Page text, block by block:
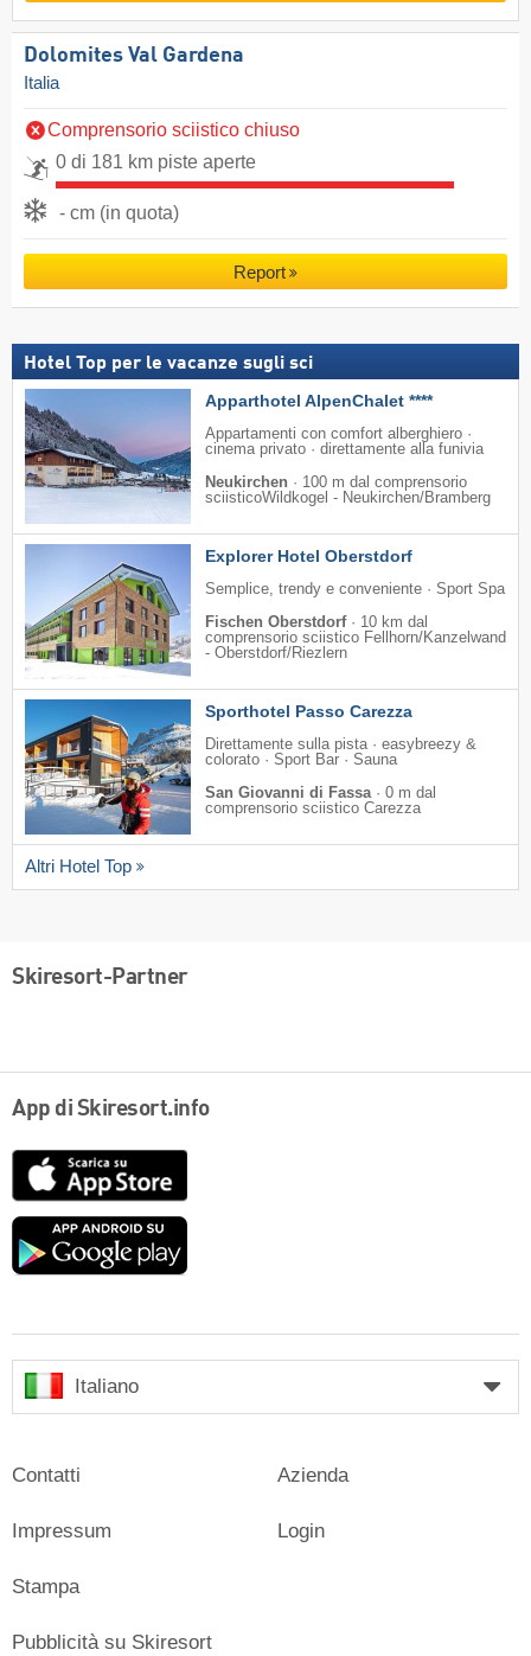
Dolomites Val Gardena
Italia
Comprensorio sciistico chiuso
0 di 181 km piste aperte
- cm (in quota)
Report
Hotel Top per le vacanze sugli sci
Apparthotel AlpenChalet ****
Appartamenti con comfort alberghiero ·
cinema privato · direttamente alla funivia
Neukirchen · 100 m dal comprensorio
sciisticoWildkogel - Neukirchen/​Bramberg
Explorer Hotel Oberstdorf
Semplice, trendy e conveniente · Sport Spa
Fischen Oberstdorf· 10 km dal
comprensorio sciistico Fellhorn/​Kanzelwand
- Oberstdorf/​Riezlern
Sporthotel Passo Carezza
Direttamente sulla pista · easybreezy &
colorato · Sport Bar · Sauna
San Giovanni di Fassa · 0 m dal
comprensorio sciistico Carezza
Altri Hotel Top
Skiresort-Partner
App di Skiresort.info
Google
Italiano
Contatti
Impressum
Stampa
Azienda
Login
Pubblicità su Skiresort